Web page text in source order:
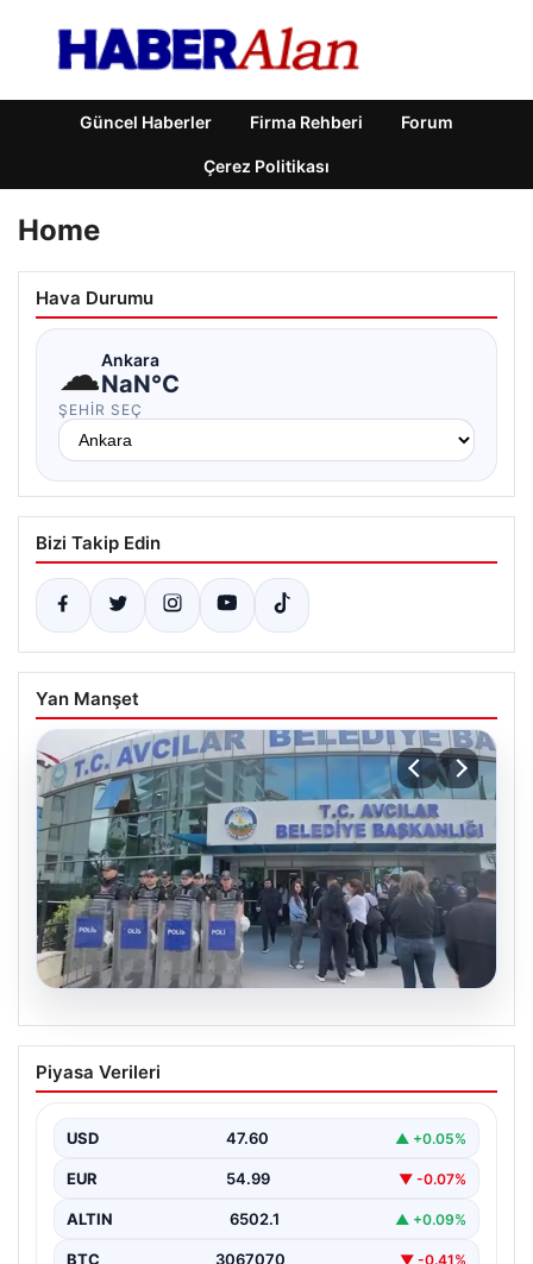
Güncel Haberler Firma Rehberi Forum
Çerez Politikası
Home
Hava Durumu
☁Ankara
NaN°C
ŞEHIR SEÇ
Bizi Takip Edin
Yan Manşet
05.08.2026
Avcılar Belediyesi’ne operasyon. 12
şüpheli gözaltına alındı
Piyasa Verileri
USD 47.60 ▲ +0.05%
EUR 54.99 ▼ -0.07%
ALTIN 6502.1 ▲ +0.09%
BTC 3067070 ▼ -0.41%